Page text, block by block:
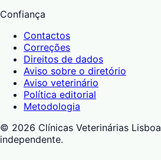
Confiança
Contactos
Correções
Direitos de dados
Aviso sobre o diretório
Aviso veterinário
Política editorial
Metodologia
© 2026 Clínicas Veterinárias Lisboa
independente.